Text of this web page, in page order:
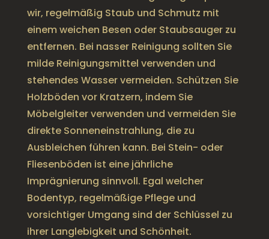
wir, regelmäßig Staub und Schmutz mit
einem weichen Besen oder Staubsauger zu
entfernen. Bei nasser Reinigung sollten Sie
milde Reinigungsmittel verwenden und
stehendes Wasser vermeiden. Schützen Sie
Holzböden vor Kratzern, indem Sie
Möbelgleiter verwenden und vermeiden Sie
direkte Sonneneinstrahlung, die zu
Ausbleichen führen kann. Bei Stein- oder
Fliesenböden ist eine jährliche
Imprägnierung sinnvoll. Egal welcher
Bodentyp, regelmäßige Pflege und
vorsichtiger Umgang sind der Schlüssel zu
ihrer Langlebigkeit und Schönheit.